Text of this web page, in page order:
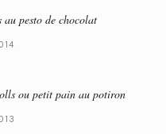
au pesto de chocolat
ou petit pain au potiron